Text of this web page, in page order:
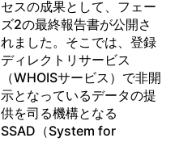
セスの成果として、フェー
ズ2の最終報告書が公開さ
れました。そこでは、登録
ディレクトリサービス
（WHOISサービス）で非開
示となっているデータの提
供を司る機構となる
SSAD（System for